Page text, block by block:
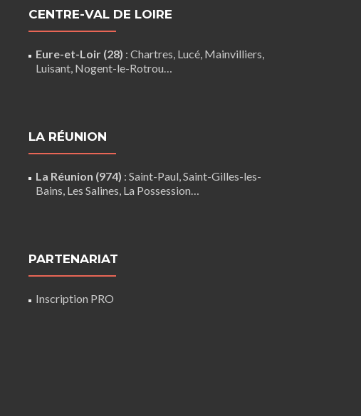
CENTRE-VAL DE LOIRE
Eure-et-Loir (28) : Chartres, Lucé, Mainvilliers,
Luisant, Nogent-le-Rotrou…
LA RÉUNION
La Réunion (974) : Saint-Paul,Saint-Gilles-les-
Bains, Les Salines, La Possession…
PARTENARIAT
Inscription PRO